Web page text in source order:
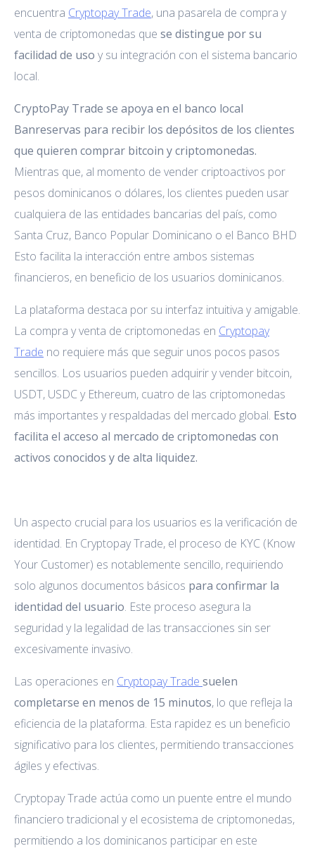
encuentra Cryptopay Trade, una pasarela de compra y
venta de criptomonedas que se distingue por su
facilidad de uso y su integración con el sistema bancario
local.
CryptoPay Trade se apoya en el banco local
Banreservas para recibir los depósitos de los clientes
que quieren comprar bitcoin y criptomonedas.
Mientras que, al momento de vender criptoactivos por
pesos dominicanos o dólares, los clientes pueden usar
cualquiera de las entidades bancarias del país, como
Santa Cruz, Banco Popular Dominicano o el Banco BHD
Esto facilita la interacción entre ambos sistemas
financieros, en beneficio de los usuarios dominicanos.
La plataforma destaca por su interfaz intuitiva y amigable.
La compra y venta de criptomonedas en Cryptopay
Trade no requiere más que seguir unos pocos pasos
sencillos. Los usuarios pueden adquirir y vender bitcoin,
USDT, USDC y Ethereum, cuatro de las criptomonedas
más importantes y respaldadas del mercado global. Esto
facilita el acceso al mercado de criptomonedas con
activos conocidos y de alta liquidez.
Un aspecto crucial para los usuarios es la verificación de
identidad. En Cryptopay Trade, el proceso de KYC (Know
Your Customer) es notablemente sencillo, requiriendo
solo algunos documentos básicos para confirmar la
identidad del usuario. Este proceso asegura la
seguridad y la legalidad de las transacciones sin ser
excesivamente invasivo.
Las operaciones en Cryptopay Trade suelen
completarse en menos de 15 minutos, lo que refleja la
eficiencia de la plataforma. Esta rapidez es un beneficio
significativo para los clientes, permitiendo transacciones
ágiles y efectivas.
Cryptopay Trade actúa como un puente entre el mundo
financiero tradicional y el ecosistema de criptomonedas,
permitiendo a los dominicanos participar en este